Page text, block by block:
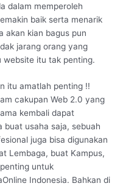
dalam memperoleh
baik serta menarik
akan kian bagus pun
jarang orang yang
website itu tak penting.
itu amatlah penting !!
cakupan Web 2.0 yang
kembali dapat
buat usaha saja, sebuah
juga bisa digunakan
Lembaga, buat Kampus,
untuk
Indonesia. Bahkan di